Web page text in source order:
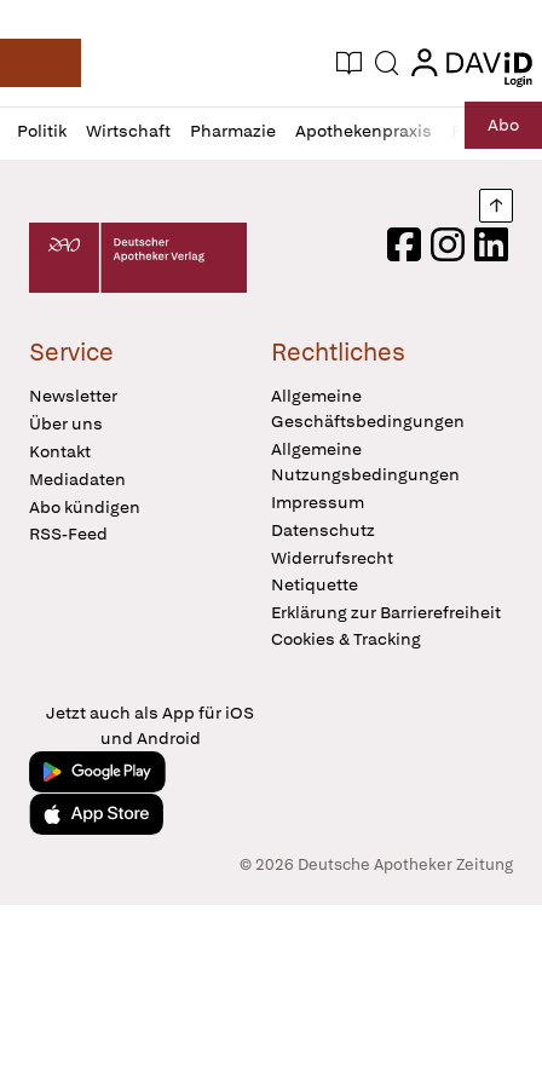
Deutsche Apotheker Zeitung
Aktuelle Ausgabe
Suche login
login
Politik Wirtschaft Pharmazie Apothekenpraxis RechtAbo
Profil
öffnen
Daz
Pur
Deutscher Apotheker Verlag Logo
FacebookInstagram
Service
Newsletter
Über uns
Kontakt
Mediadaten
Abo kündigen
RSS-Feed
Rechtliches
Allgemeine
Geschäftsbedingungen
Allgemeine
Nutzungsbedingungen
Impressum
Datenschutz
Widerrufsrecht
Netiquette
Erklärung zur Barrierefreiheit
Cookies & Tracking
Jetzt auch als App für iOS
und Android
Jetzt bei Google Play
Laden im App Store
© 2026 Deutsche Apotheker Zeitung